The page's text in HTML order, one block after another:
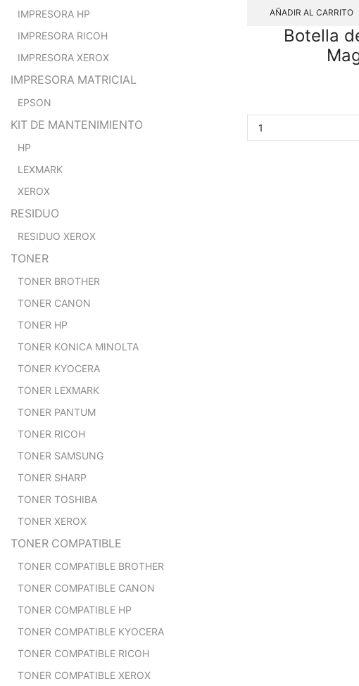
AÑADIR AL CARRITO
Botella
IMPRESORA HP
IMPRESORA RICOH
IMPRESORA XEROX
IMPRESORA MATRICIAL
EPSON
KIT DE MANTENIMIENTO
HP
LEXMARK
XEROX
RESIDUO
RESIDUO XEROX
TONER
TONER BROTHER
TONER CANON
TONER HP
TONER KONICA MINOLTA
TONER KYOCERA
TONER LEXMARK
TONER PANTUM
TONER RICOH
TONER SAMSUNG
TONER SHARP
TONER TOSHIBA
TONER XEROX
TONER COMPATIBLE
TONER COMPATIBLE BROTHER
TONER COMPATIBLE CANON
TONER COMPATIBLE HP
TONER COMPATIBLE KYOCERA
TONER COMPATIBLE RICOH
TONER COMPATIBLE XEROX